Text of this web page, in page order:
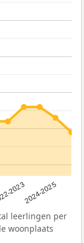
20232024-2025
leerlingen per
woonplaats